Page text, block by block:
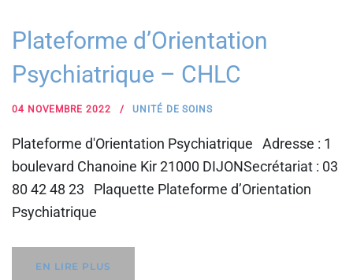
Plateforme d’Orientation
Psychiatrique – CHLC
04 NOVEMBRE 2022 UNITÉ DE SOINS
Plateforme d'Orientation Psychiatrique Adresse : 1
boulevard Chanoine Kir 21000 DIJONSecrétariat : 03
80 42 48 23 Plaquette Plateforme d’Orientation
Psychiatrique
EN LIRE PLUS